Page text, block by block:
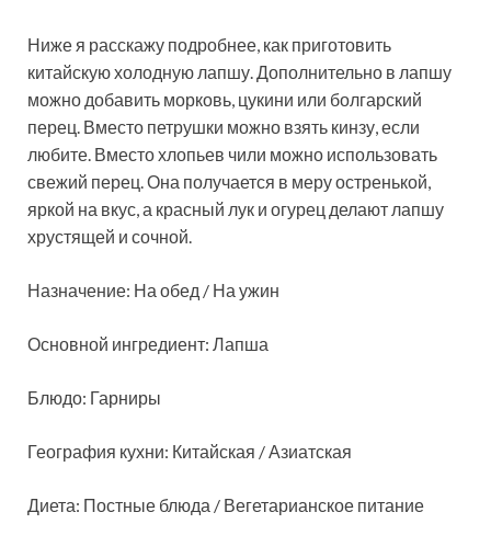
Ниже я расскажу подробнее, как приготовить
китайскуюхолодную лапшу. Дополнительно в лапшу
можно добавить морковь, цукини или болгарский
перец. Вместо петрушки можно взять кинзу, если
любите. Вместо хлопьев чили можно использовать
свежий перец. Она получается в меру остренькой,
яркой на вкус, а красный лук и огурец делают лапшу
хрустящей и сочной.
Назначение: На обед / На ужин
Основной ингредиент: Лапша
Блюдо: Гарниры
География кухни: Китайская / Азиатская
Диета: Постные блюда / Вегетарианское питание